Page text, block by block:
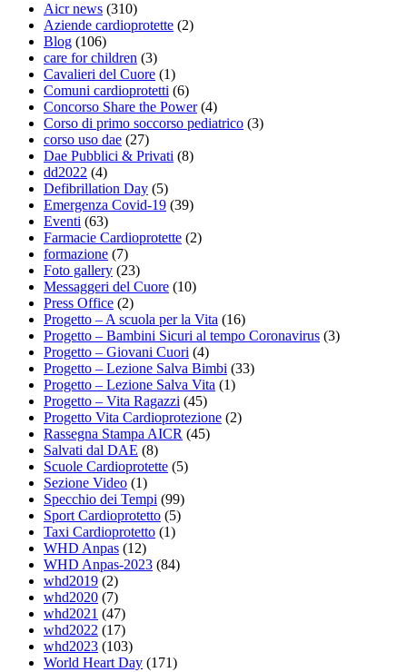
Aicr news (310)
Aziende cardioprotette (2)
Blog (106)
care for children (3)
Cavalieri del Cuore (1)
Comuni cardioprotetti (6)
Concorso Share the Power(4)
Corso di primo soccorso pediatrico (3)
corso uso dae (27)
Dae Pubblici & Privati (8)
dd2022 (4)
Defibrillation Day (5)
Emergenza Covid-19 (39)
Eventi (63)
Farmacie Cardioprotette (2)
formazione (7)
Foto gallery (23)
Messaggeri del Cuore (10)
Press Office (2)
Progetto – A scuola per la Vita (16)
Progetto – Bambini Sicuri al tempo Coronavirus (3)
Progetto – Giovani Cuori (4)
Progetto – Lezione Salva Bimbi (33)
Progetto – Lezione Salva Vita (1)
Progetto – Vita Ragazzi (45)
Progetto Vita Cardioprotezione (2)
Rassegna Stampa AICR (45)
Salvati dal DAE (8)
Scuole Cardioprotette (5)
Sezione Video (1)
Specchio dei Tempi (99)
Sport Cardioprotetto (5)
Taxi Cardioprotetto (1)
WHD Anpas (12)
WHD Anpas-2023 (84)
whd2019 (2)
whd2020 (7)
whd2021 (47)
whd2022 (17)
whd2023 (103)
World Heart Day (171)